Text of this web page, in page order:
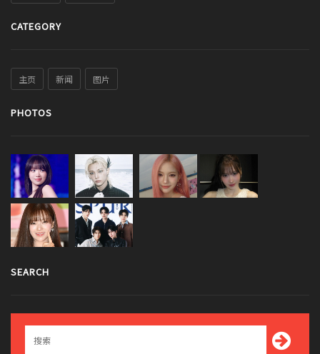
CATEGORY
主页 新闻 图片
PHOTOS
SEARCH